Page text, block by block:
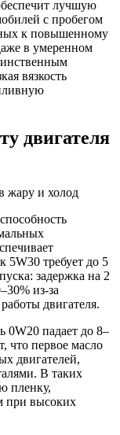
лучшую
с пробегом
к повышенному
в умеренном
вязкость
двигателя
5W30 требует до 5
задержка на 2
из-за
двигателя.
0W20 падает до 8–
что первое масло
двигателей,
В таких
пленку,
при высоких